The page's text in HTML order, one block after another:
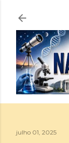
Pular
julho 01, 2025